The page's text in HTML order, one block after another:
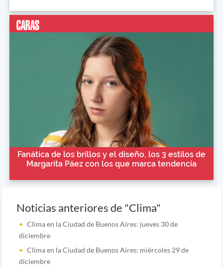
Fanática de los brillos y el diseño, los 3 estilos de
Margarita Páez con los que marca tendencia
Noticias anteriores de "Clima"
Clima en la Ciudad de Buenos Aires: jueves 30 de
diciembre
Clima en la Ciudad de Buenos Aires: miércoles 29 de
diciembre